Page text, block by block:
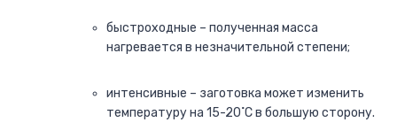
быстроходные – полученная масса
нагревается в незначительной степени;
интенсивные – заготовка может изменить
температуру на 15-20˚С в большую сторону.